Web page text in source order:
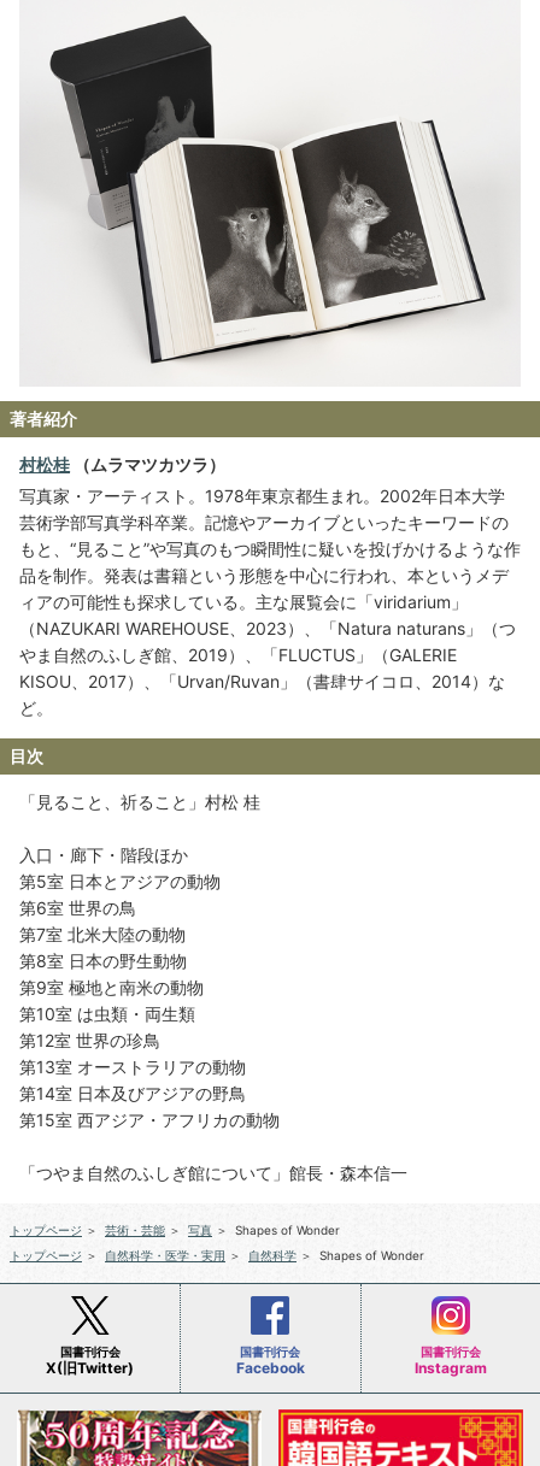
著者紹介
村松桂 （ムラマツカツラ）
写真家・アーティスト。1978年東京都生まれ。2002年日本大学
芸術学部写真学科卒業。記憶やアーカイブといったキーワードの
もと、“見ること”や写真のもつ瞬間性に疑いを投げかけるような作
品を制作。発表は書籍という形態を中心に行われ、本というメデ
ィアの可能性も探求している。主な展覧会に「viridarium」
（NAZUKARI WAREHOUSE、2023）、「Natura naturans」（つ
やま自然のふしぎ館、2019）、「FLUCTUS」（GALERIE
KISOU、2017）、「Urvan/Ruvan」（書肆サイコロ、2014）な
ど。
目次
「見ること、祈ること」村松 桂
入口・廊下・階段ほか
第5室 日本とアジアの動物
第6室 世界の鳥
第7室 北米大陸の動物
第8室 日本の野生動物
第9室 極地と南米の動物
第10室 は虫類・両生類
第12室 世界の珍鳥
第13室 オーストラリアの動物
第14室 日本及びアジアの野鳥
第15室 西アジア・アフリカの動物
「つやま自然のふしぎ館について」館長・森本信一
トップページ ＞ 芸術・芸能 ＞ 写真 ＞
Shapes of Wonder
トップページ ＞ 自然科学・医学・実用 ＞ 自然科学 ＞ Shapes of Wonder
国書刊行会
X(旧Twitter)
国書刊行会
Facebook
国書刊行会
Instagram